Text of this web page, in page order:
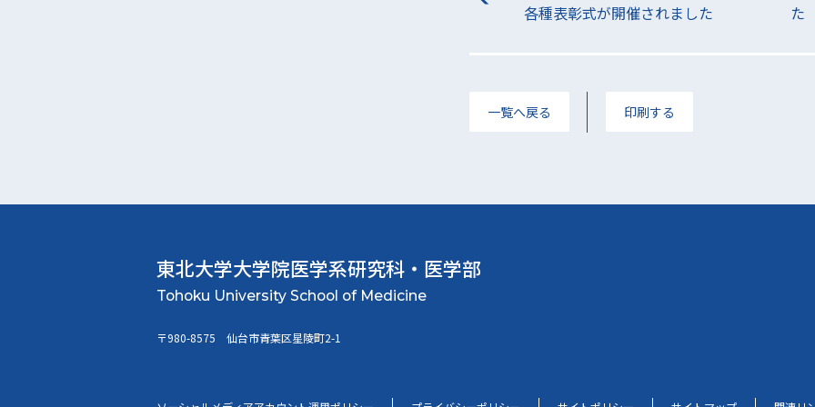
各種表彰式が開催されました た
一覧へ戻る 印刷する
東北大学大学院医学系研究科・医学部
〒980-8575 仙台市青葉区星陵町2-1